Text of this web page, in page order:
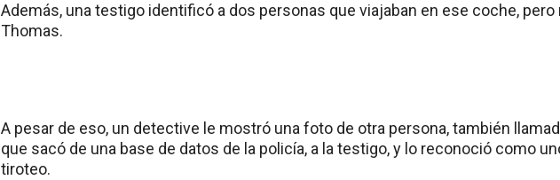
Además, una testigo identificó a dos personas que viajaban en ese coche, pero
Thomas.
A pesar de eso, un detective le mostró una foto de otra persona, también
que sacó de una base de datos de la policía, a la testigo, y lo reconoció como
tiroteo.